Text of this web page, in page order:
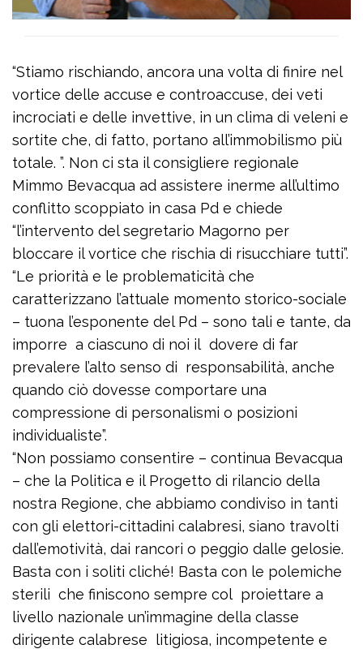
“Stiamo rischiando, ancora una volta di finire nel
vortice delle accuse e controaccuse, dei veti
incrociati e delle invettive, in un clima di veleni e
sortite che, di fatto, portano all’immobilismo più
totale. ”. Non ci sta il consigliere regionale
Mimmo Bevacqua ad assistere inerme all’ultimo
conflitto scoppiato in casa Pd e chiede
“l’intervento del segretario Magorno per
bloccare il vortice che rischia di risucchiare tutti”.
“Le priorità e le problematicità che
caratterizzano l’attuale momento storico-sociale
– tuona l’esponente del Pd – sono tali e tante, da
imporre a ciascuno di noi il dovere di far
prevalere l’alto senso di responsabilità, anche
quando ciò dovesse comportare una
compressione di personalismi o posizioni
individualiste”.
“Non possiamo consentire – continua Bevacqua
– che la Politica e il Progetto di rilancio della
nostra Regione, che abbiamo condiviso in tanti
con gli elettori-cittadini calabresi, siano travolti
dall’emotività, dai rancori o peggio dalle gelosie.
Basta con i soliti cliché! Basta con le polemiche
sterili che finiscono sempre col proiettare a
livello nazionale un’immagine della classe
dirigente calabrese litigiosa, incompetente e